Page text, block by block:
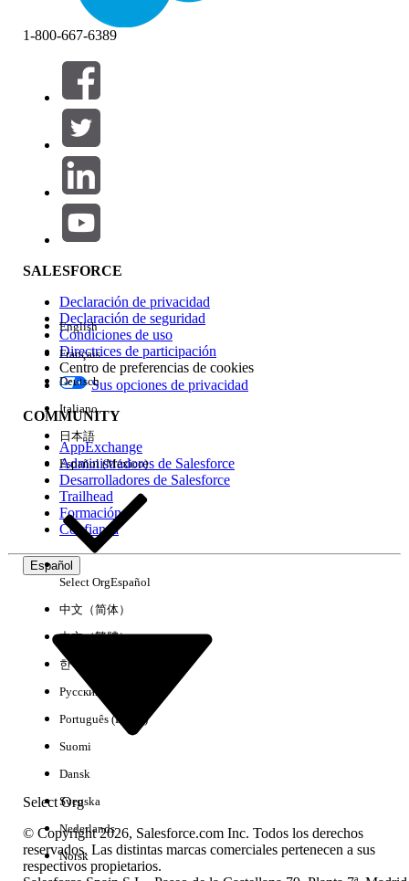
Filtros (0)
SELECCIONAR FILTROS
Área de productos
Repercusión de función
Edición
Experiencia
No hay resultados
1-800-667-6389
SALESFORCE
Declaración de privacidad
Declaración de seguridad
Condiciones de uso
Directrices de participación
Centro de preferencias de cookies
Sus opciones de privacidad
COMMUNITY
AppExchange
Administradores de Salesforce
Desarrolladores de Salesforce
Trailhead
Formación
Confianza
Español
Select Org
English
Français
Deutsch
Italiano
日本語
Español (México)
Select OrgEspañol
中文（简体）
中文（繁體）
한국어
Русский
Português (Brasil)
Suomi
Dansk
Svenska
Nederlands
Norsk
© Copyright 2026, Salesforce.com Inc. Todos los derechos
reservados. Las distintas marcas comerciales pertenecen a sus
respectivos propietarios.